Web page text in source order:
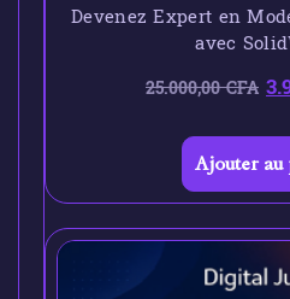
Devenez Expert en
avec
25.000,00CFA
Ajouter au